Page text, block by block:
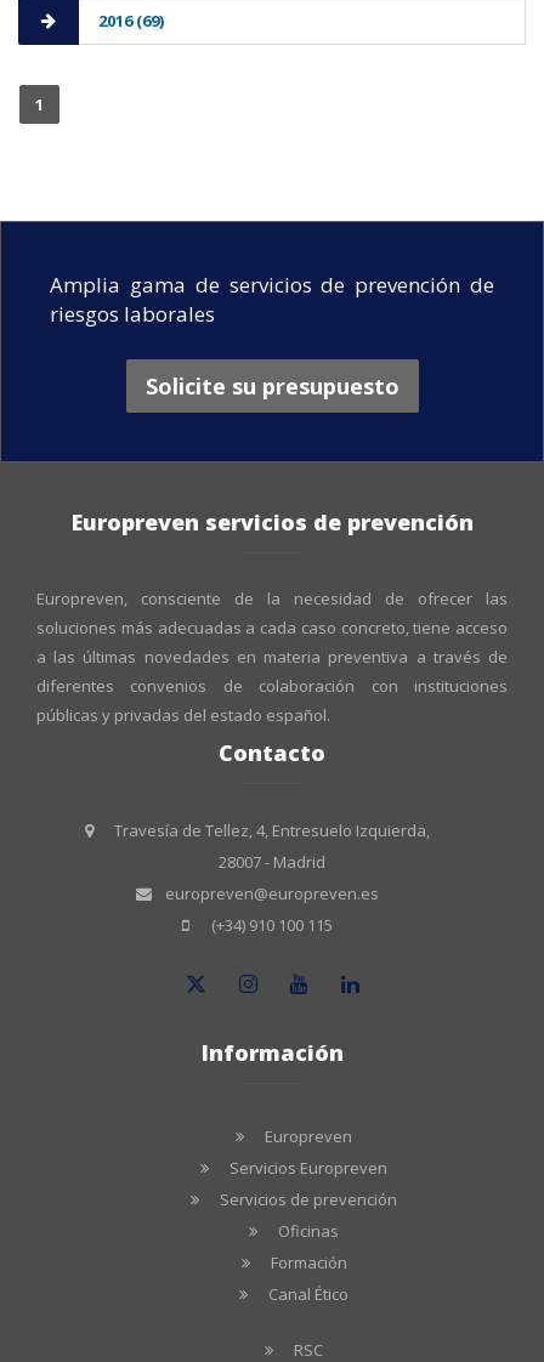
2016 (69)
1
Amplia gama de servicios de prevención de
riesgos laborales
Solicite su presupuesto
Europreven servicios de prevención
Europreven, consciente de la necesidad de ofrecer las
soluciones más adecuadas a cada caso concreto, tiene acceso
a las últimas novedades en materia preventiva a través de
diferentes convenios de colaboración con instituciones
públicas y privadas del estado español.
Contacto
Travesía de Tellez, 4, Entresuelo Izquierda,
28007 - Madrid
europreven@europreven.es
(+34) 910 100 115
Información
Europreven
Servicios Europreven
Servicios de prevención
Oficinas
Formación
Canal Ético
RSC